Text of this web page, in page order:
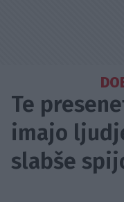
Te
imajo
slabše